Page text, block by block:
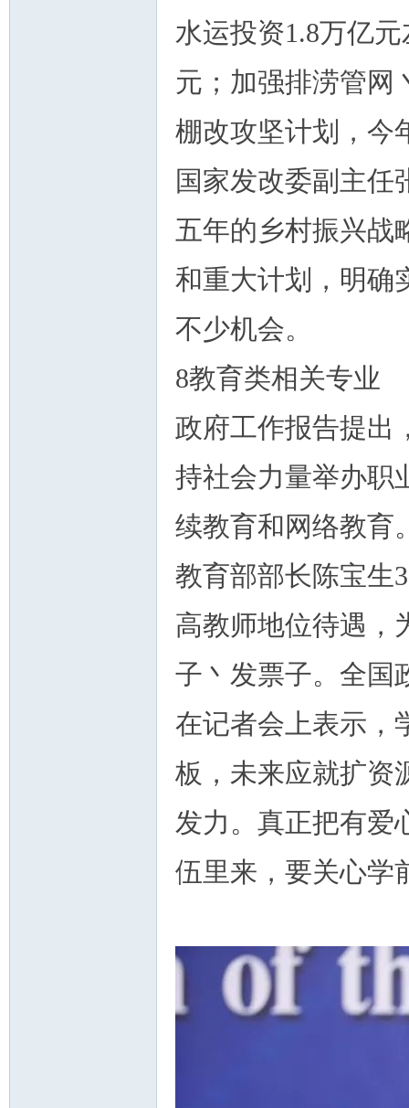
水运投资1.8万亿
元；加强排涝管网
棚改攻坚计划，今
国家发改委副主任
五年的乡村振兴战
和重大计划，明确
不少机会。
8教育类相关专业
政府工作报告提出
持社会力量举办职
续教育和网络教育
教育部部长陈宝生
高教师地位待遇，
子丶发票子。全国
在记者会上表示，
板，未来应就扩资
发力。真正把有爱
伍里来，要关心学